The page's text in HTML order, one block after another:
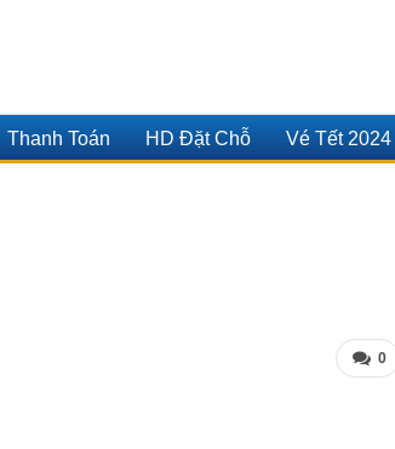
Thanh Toán HD Đặt Chỗ Vé Tết 2024
0